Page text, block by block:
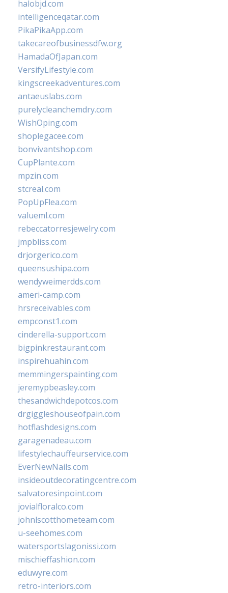
halobjd.com
intelligenceqatar.com
PikaPikaApp.com
takecareofbusinessdfw.org
HamadaOfJapan.com
VersifyLifestyle.com
kingscreekadventures.com
antaeuslabs.com
purelycleanchemdry.com
WishOping.com
shoplegacee.com
bonvivantshop.com
CupPlante.com
mpzin.com
stcreal.com
PopUpFlea.com
valueml.com
rebeccatorresjewelry.com
jmpbliss.com
drjorgerico.com
queensushipa.com
wendyweimerdds.com
ameri-camp.com
hrsreceivables.com
empconst1.com
cinderella-support.com
bigpinkrestaurant.com
inspirehuahin.com
memmingerspainting.com
jeremypbeasley.com
thesandwichdepotcos.com
drgiggleshouseofpain.com
hotflashdesigns.com
garagenadeau.com
lifestylechauffeurservice.com
EverNewNails.com
insideoutdecoratingcentre.com
salvatoresinpoint.com
jovialfloralco.com
johnlscotthometeam.com
u-seehomes.com
watersportslagonissi.com
mischieffashion.com
eduwyre.com
retro-interiors.com